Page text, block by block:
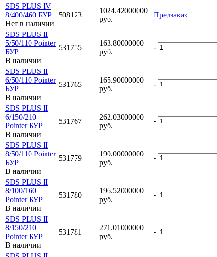
SDS PLUS IV
8/400/460 БУР
Нет в наличии
508123
1024.42000000
руб.
Предзаказ
SDS PLUS II
5/50/110 Pointer
БУР
В наличии
531755
163.80000000
руб.
-
SDS PLUS II
6/50/110 Pointer
БУР
В наличии
531765
165.90000000
руб.
-
SDS PLUS II
6/150/210
Pointer БУР
В наличии
531767
262.03000000
руб.
-
SDS PLUS II
8/50/110 Pointer
БУР
В наличии
531779
190.00000000
руб.
-
SDS PLUS II
8/100/160
Pointer БУР
В наличии
531780
196.52000000
руб.
-
SDS PLUS II
8/150/210
Pointer БУР
В наличии
531781
271.01000000
руб.
-